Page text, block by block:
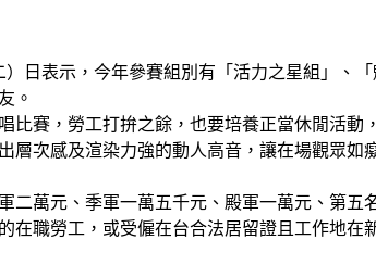
日表示，今年參賽組別有「活力之星組」、
。
比賽，勞工打拚之餘，也要培養正當休閒活
層次感及渲染力強的動人高音，讓在場觀眾
二萬元、季軍一萬五千元、殿軍一萬元、第
職勞工，或受僱在台合法居留證且工作地在